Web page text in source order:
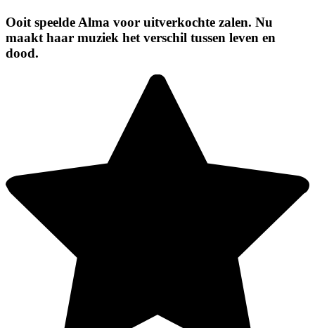
Ooit speelde Alma voor uitverkochte zalen. Nu
maakt haar muziek het verschil tussen leven en
dood.